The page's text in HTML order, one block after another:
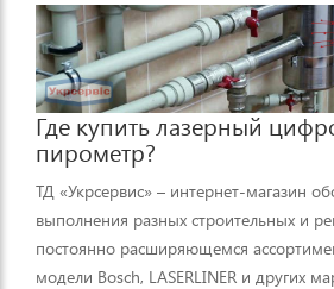
Где купить лазерный
пирометр?
ТД «Укрсервис» – интернет-магазин
выполнения разных строительных и
постоянно расширяющемся
модели Bosch, LASERLINER и других